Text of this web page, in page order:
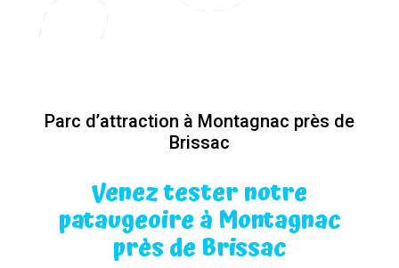
Parc d’attraction à Montagnac près de
Brissac
Venez tester notre
pataugeoire à Montagnac
près de Brissac